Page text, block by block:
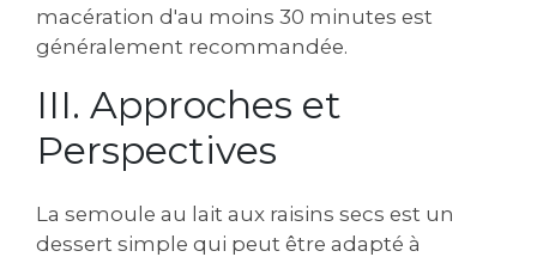
macération d'au moins 30 minutes est
généralement recommandée.
III. Approches et
Perspectives
La semoule au lait aux raisins secs est un
dessert simple qui peut être adapté à